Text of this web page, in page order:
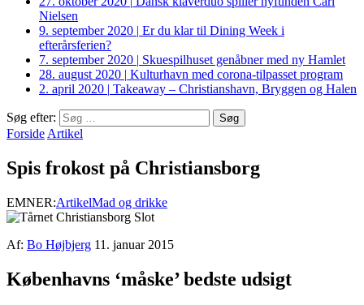
Nielsen
9. september 2020 | Er du klar til Dining Week i
efterårsferien?
7. september 2020 | Skuespilhuset genåbner med ny Hamlet
28. august 2020 | Kulturhavn med corona-tilpasset program
2. april 2020 | Takeaway – Christianshavn, Bryggen og Halen
Søg efter:
Forside Artikel
Spis frokost på Christiansborg
EMNER:ArtikelMad og drikke
Af: Bo Højbjerg 11. januar 2015
Københavns ‘måske’ bedste udsigt